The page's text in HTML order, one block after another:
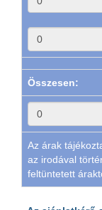
Összesen:
Az árak
az irodával
feltüntetett